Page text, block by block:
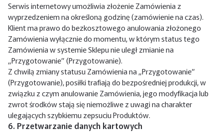
Serwis internetowy umożliwia złożenie Zamówienia z
wyprzedzeniem na określoną godzinę (zamówienie na czas).
Klient ma prawo do bezkosztowego anulowania złożonego
Zamówienia wyłącznie do momentu, w którym status tego
Zamówienia w systemie Sklepu nie uległ zmianie na
„Przygotowanie” (Przygotowanie).
Z chwilą zmiany statusu Zamówienia na „Przygotowanie”
(Przygotowanie), posiłki trafiają do bezpośredniej produkcji, w
związku z czym anulowanie Zamówienia, jego modyfikacja lub
zwrot środków stają się niemożliwe z uwagi na charakter
ulegających szybkiemu zepsuciu Produktów.
6. Przetwarzanie danych kartowych